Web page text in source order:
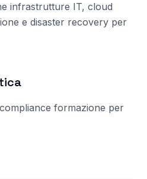
infrastrutture IT, cloud
e disaster recovery per
formazione per